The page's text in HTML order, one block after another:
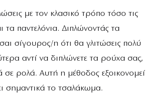
με τον κλασικό τρόπο τόσο τις
τα παντελόνια. Διπλώνοντάς τα
σίγουρος/η ότι θα γλιτώσεις πολύ
αντί να διπλώνετε τα ρούχα σας,
σε ρολά. Αυτή η μέθοδος εξοικονομεί
σημαντικά το τσαλάκωμα.